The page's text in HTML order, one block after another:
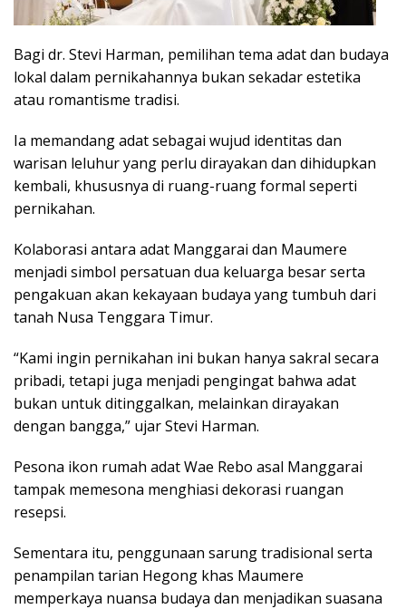
Bagi dr. Stevi Harman, pemilihan tema adat dan budaya
lokal dalam pernikahannya bukan sekadar estetika
atau romantisme tradisi.
Ia memandang adat sebagai wujud identitas dan
warisan leluhur yang perlu dirayakan dan dihidupkan
kembali, khususnya di ruang-ruang formal seperti
pernikahan.
Kolaborasi antara adat Manggarai dan Maumere
menjadi simbol persatuan dua keluarga besar serta
pengakuan akan kekayaan budaya yang tumbuh dari
tanah Nusa Tenggara Timur.
“Kami ingin pernikahan ini bukan hanya sakral secara
pribadi, tetapi juga menjadi pengingat bahwa adat
bukan untuk ditinggalkan, melainkan dirayakan
dengan bangga,” ujar Stevi Harman.
Pesona ikon rumah adat Wae Rebo asal Manggarai
tampak memesona menghiasi dekorasi ruangan
resepsi.
Sementara itu, penggunaan sarung tradisional serta
penampilan tarian Hegong khas Maumere
memperkaya nuansa budaya dan menjadikan suasana